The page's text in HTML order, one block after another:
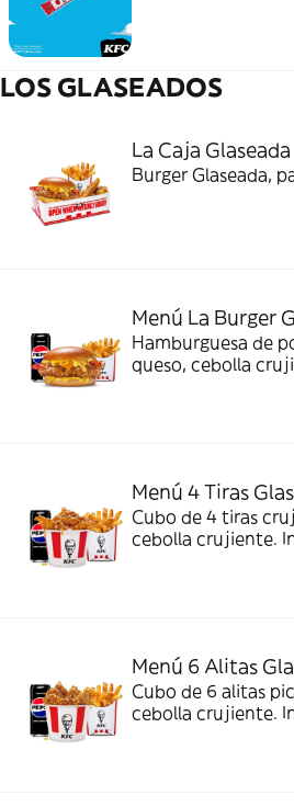
LOS GLASEADOS
La Caja Glaseada
Burger Glaseada,
Menú La Burger
Hamburguesa de
queso, cebolla
Menú 4 Tiras
Cubo de 4 tiras
cebolla crujiente.
Menú 6 Alitas
Cubo de 6 alitas
cebolla crujiente.